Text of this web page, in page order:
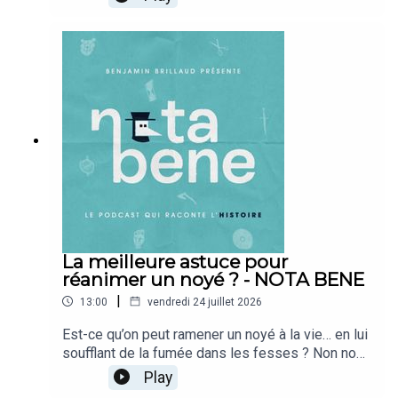
Les Coréens dans l'histoire, KBSworld, 4 août
2011.- Choe Yeonshik (aut.), Yannick Bruneton
(trad.), Samguk yusa (三國遺事) : Histoires
oubliées des Trois Royaumes, Presses de
l’Inalco, 2020.- Maria Anna Dudek, “Au panthéon
folklorique coréen”, in : Planete-coree.com, 31
juillet 2022.- Hye-Gyeong Kim, “Voyage dans
l’imaginaire coréen. Légendes, mythes et contes
de Corée”, in : Impressions d’Extrême-Orient [En
ligne], 02 février 2010.- P'Ansori (aut.), Yumi Han &
Hervé Péjaudier (trad.), Sugungga. Le dit du palais
sous les mers, Imago, 2012.- Julien Paolucci,
“Sugungga” in : Keulmadang, Revue de littérature
coréenne, 27 mai 2012.- KBS WORLD Radio, série
“Il était une fois” : Le roi aux oreilles d’âne, Le
le kaki séché, mai-juin 2022.- Chaîne NariNariTV,
“La princesse Pyeong-gang et le général On-Dal”,
“Le soleil et la lune”, 나리나리TV, octobre-
novembre 2019.- 정하경, “Give Me a Rice Cake to
conséquences tragiques résonnent davantage
Crète, Minos, fils du dieu soleil Hélios et de
Pasiphaé, veut asseoir sa victoire sur les
Athéniens en mettant en place un jeu sordide…
Bonne écoute !➤ Découvrez les puzzles Callisto
: https://callisto-editions.com/🖋 Écriture :
Camille et Calie Brillaud🎧 Mixage : Studio Pluriel
: https://www.studiopluriel.fr/
La meilleure astuce pour
réanimer un noyé ? - NOTA BENE
13:00 | vendredi 24 juillet 2026
Est-ce qu’on peut ramener un noyé à la vie… en lui
soufflant de la fumée dans les fesses ? Non non,
ne riez pas : c’est vraiment le sujet du jour, et les
médecins du 18e siècle se sont très
Play